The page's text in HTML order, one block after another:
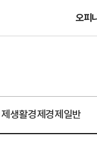
오피
생활경제경제일반